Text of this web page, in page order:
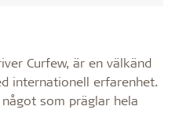
Curfew, är en välkänd
internationell erfarenhet.
som präglar hela